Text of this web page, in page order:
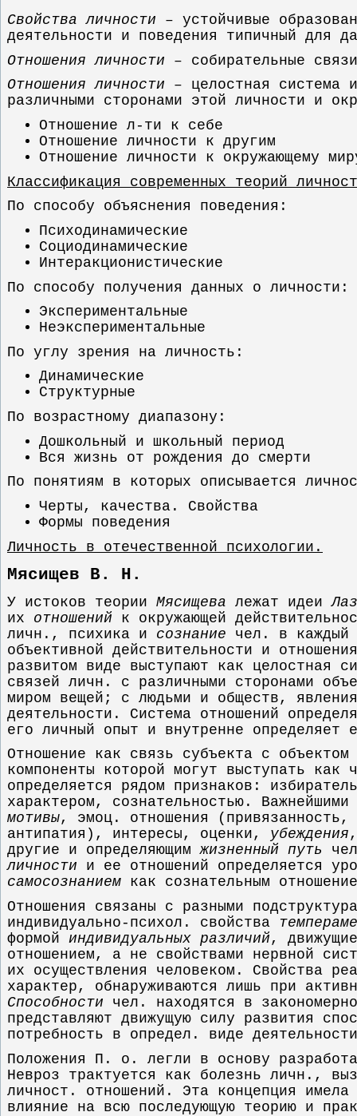
Свойства личности – устойчивые
деятельности и поведения типичный для
Отношения личности – собирательные
Отношения личности – целостная система
различными сторонами этой личности и
Отношение л-ти к себе
Отношение личности к другим
Отношение личности к окружающему
Классификация современных теорий
По способу объяснения поведения:
Психодинамические
Социодинамические
Интеракционистические
По способу получения данных о личности:
Экспериментальные
Неэкспериментальные
По углу зрения на личность:
Динамические
Структурные
По возрастному диапазону:
Дошкольный и школьный период
Вся жизнь от рождения до смерти
По понятиям в которых описывается
Черты, качества. Свойства
Формы поведения
Личность в отечественной психологии.
Мясищев В. Н.
У истоков теории Мясищева лежат идеи
их отношений к окружающей
личн., психика и сознание чел. в каждый
объективной действительности и
развитом виде выступают как целостная
связей личн. с различными сторонами
миром вещей; с людьми и обществ,
деятельности. Система отношений
его личный опыт и внутренне определяет
Отношение как связь субъекта с
компоненты которой могут выступать
определяется рядом признаков:
характером, сознательностью.
мотивы, эмоц. отношения
антипатия), интересы, оценки, убеждения
другие и определяющимжизненный путь
личности и ее отношений определяется
самосознанием как сознательным
Отношения связаны с разными
индивидуально-психол. свойства
формой индивидуальных различий,
отношением, а не свойствами нервной
их осуществления человеком. Свойства
характер, обнаруживаются лишь при
Способности чел. находятся в
представляют движущую силу развития
потребность в определ. виде
Положения П. о. легли в основу
Невроз трактуется как болезнь личн.,
личност. отношений. Эта концепция
влияние на всю последующую теорию и